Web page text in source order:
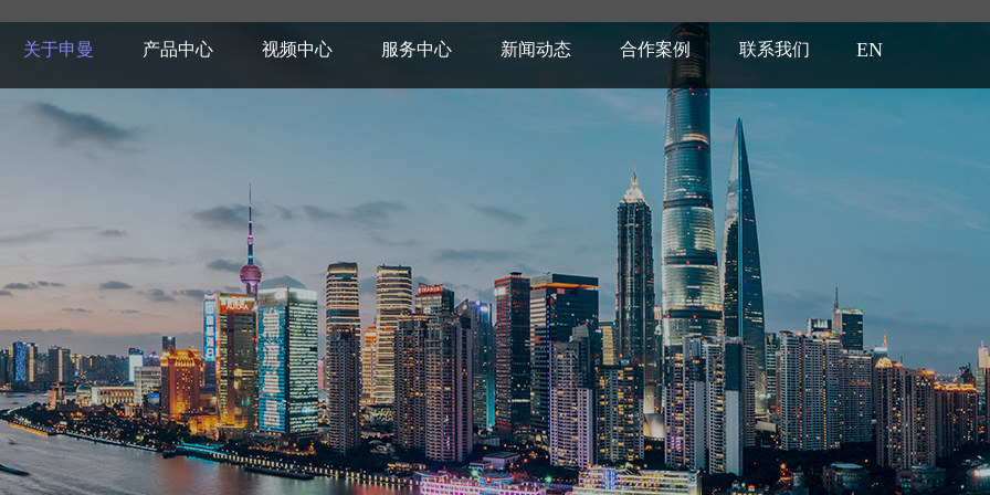
EN
关于申曼 产品中心 视频中心 服务中心 新闻动态 合作案例 联系我们